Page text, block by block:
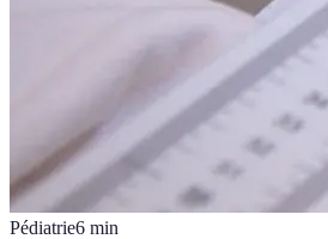
Pédiatrie6 min